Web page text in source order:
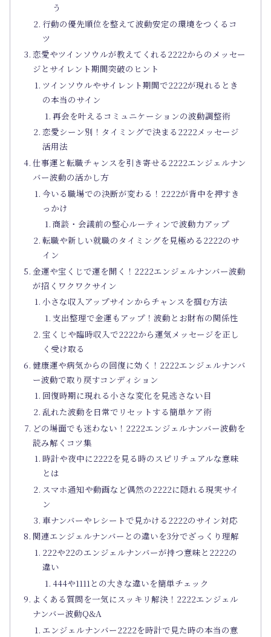
う
行動の優先順位を整えて波動安定の環境をつくるコ
ツ
恋愛やツインソウルが教えてくれる2222からのメッセー
ジとサイレント期間突破のヒント
ツインソウルやサイレント期間で2222が現れるとき
の本当のサイン
再会を叶えるコミュニケーションの波動調整術
恋愛シーン別！タイミングで決まる2222メッセージ
活用法
仕事運と転職チャンスを引き寄せる2222エンジェルナン
バー波動の活かし方
今いる職場での決断が変わる！2222が背中を押すき
っかけ
商談・会議前の整心ルーティンで波動力アップ
転職や新しい就職のタイミングを見極める2222のサ
イン
金運や宝くじで運を開く！2222エンジェルナンバー波動
が招くワクワクサイン
小さな収入アップサインからチャンスを掴む方法
支出整理で金運もアップ！波動とお財布の関係性
宝くじや臨時収入で2222から運気メッセージを正し
く受け取る
健康運や病気からの回復に効く！2222エンジェルナンバ
ー波動で取り戻すコンディション
回復時期に現れる小さな変化を見逃さない目
乱れた波動を日常でリセットする簡単ケア術
どの場面でも迷わない！2222エンジェルナンバー波動を
読み解くコツ集
時計や夜中に2222を見る時のスピリチュアルな意味
とは
スマホ通知や動画など偶然の2222に隠れる現実サイ
ン
車ナンバーやレシートで見かける2222のサイン対応
関連エンジェルナンバーとの違いを3分でざっくり理解
222や22のエンジェルナンバーが持つ意味と2222の
違い
444や1111との大きな違いを簡単チェック
よくある質問を一気にスッキリ解決！2222エンジェル
ナンバー波動Q&A
エンジェルナンバー2222を時計で見た時の本当の意